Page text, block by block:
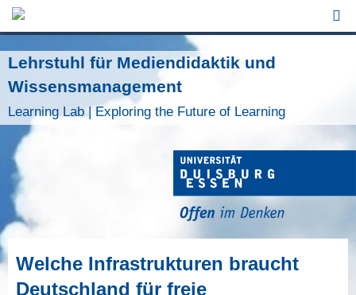
Jump to Navigation
Lehrstuhl für Mediendidaktik und
Wissensmanagement
Learning Lab | Exploring the Future of Learning
Welche Infrastrukturen braucht
Deutschland für freie